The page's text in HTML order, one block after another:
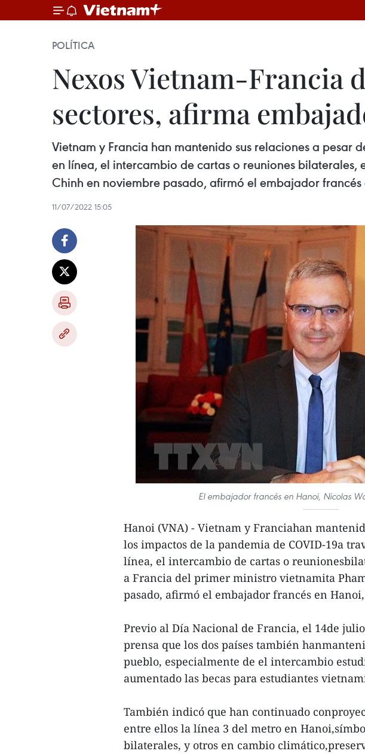
POLÍTICA
Nexos Vietnam-Francia
sectores, afirma
Vietnam y Francia han mantenido sus relaciones a pesar
en línea, el intercambio de cartas o reuniones
Chinh en noviembre pasado, afirmó el embajador
11/07/2022 15:05
El embajador francés en Hanoi, Nicolas
Hanoi (VNA) - Vietnam y Franciahan
los impactos de la pandemia de COVID-19a
línea, el intercambio de cartas o
a Francia del primer ministro vietnamita
pasado, afirmó el embajador francés en
Previo al Día Nacional de Francia, el 14de
prensa que los dos países también
pueblo, especialmente de el intercambio
aumentado las becas para estudiantes
También indicó que han continuado
entre ellos la línea 3 del metro en
bilaterales, y otros en cambio